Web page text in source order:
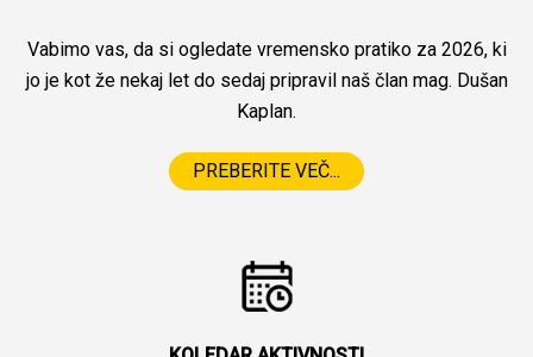
Vabimo vas, da si ogledate vremensko pratiko za 2026, ki
jo je kot že nekaj let do sedaj pripravil naš član mag. Dušan
Kaplan.
PREBERITE VEČ...